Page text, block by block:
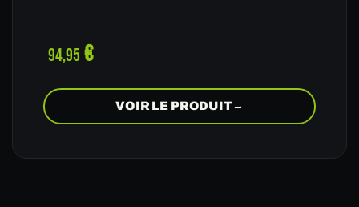
94,95 €
VOIR LE PRODUIT→